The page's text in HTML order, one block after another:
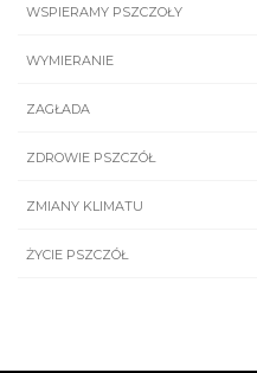
WSPIERAMY PSZCZOŁY
WYMIERANIE
ZAGŁADA
ZDROWIE PSZCZÓŁ
ZMIANY KLIMATU
ŻYCIE PSZCZÓŁ